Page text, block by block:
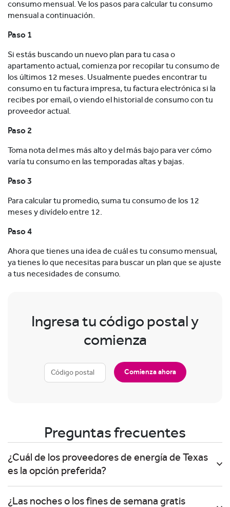
consumo mensual. Ve los pasos para calcular tu consumo
mensual a continuación.
Paso 1
Si estás buscando un nuevo plan para tu casa o
apartamento actual, comienza por recopilar tu consumo de
los últimos 12 meses. Usualmente puedes encontrar tu
consumo en tu factura impresa, tu factura electrónica si la
recibes por email, o viendo el historial de consumo con tu
proveedor actual.
Paso 2
Toma nota del mes más alto y del más bajo para ver cómo
varía tu consumo en las temporadas altas y bajas.
Paso 3
Para calcular tu promedio, suma tu consumo de los 12
meses y divídelo entre 12.
Paso 4
Ahora que tienes una idea de cuál es tu consumo mensual,
ya tienes lo que necesitas para buscar un plan que se ajuste
a tus necesidades de consumo.
Ingresa tu código postal y
comienza
Comienza ahora
Preguntas frecuentes
¿Cuál de los proveedores de energía de Texas
es la opción preferida?
¿Las noches o los fines de semana gratis